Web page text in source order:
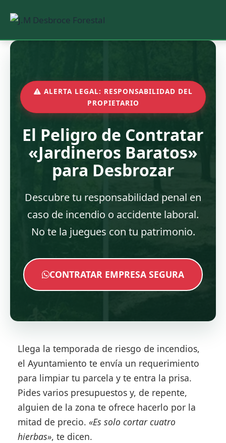
Saltar
ALERTA LEGAL: RESPONSABILIDAD DEL
PROPIETARIO
El Peligro de Contratar
«Jardineros Baratos»
para Desbrozar
Descubre tu responsabilidad penal en
caso de incendio o accidente laboral.
No te la juegues con tu patrimonio.
CONTRATAR EMPRESA SEGURA
Llega la temporada de riesgo de incendios,
el Ayuntamiento te envía un requerimiento
para limpiar tu parcela y te entra la prisa.
Pides varios presupuestos y, de repente,
alguien de la zona te ofrece hacerlo por la
mitad de precio. «Es solo cortar cuatro
hierbas», te dicen.